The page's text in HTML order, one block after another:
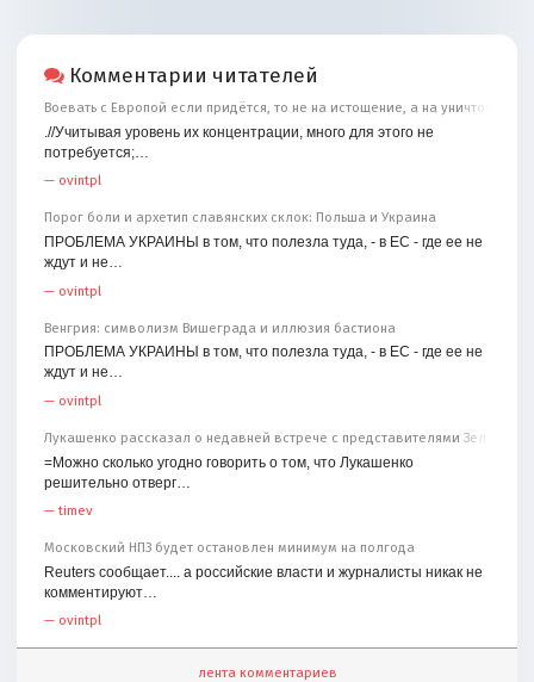
Комментарии читателей
Воевать с Европой если придётся, то не на истощение, а на уничтожение
.//Учитывая уровень их концентрации, много для этого не
потребуется;…
— ovintpl
Порог боли и архетип славянских склок: Польша и Украина
ПРОБЛЕМА УКРАИНЫ в том, что полезла туда, - в ЕС - где ее не
ждут и не…
— ovintpl
Венгрия: символизм Вишеграда и иллюзия бастиона
ПРОБЛЕМА УКРАИНЫ в том, что полезла туда, - в ЕС - где ее не
ждут и не…
— ovintpl
Лукашенко рассказал о недавней встрече с представителями
=Можно сколько угодно говорить о том, что Лукашенко
решительно отверг…
—timev
Московский НПЗ будет остановлен минимум на полгода
Reuters сообщает.... а российские власти и журналисты никак не
комментируют…
— ovintpl
лента комментариев